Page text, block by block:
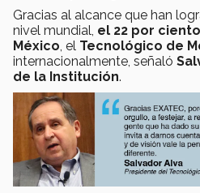
Gracias al alcance que han
nivel mundial, el 22 por
México , el Tecnológico de
internacionalmente, señaló
de la Institución.